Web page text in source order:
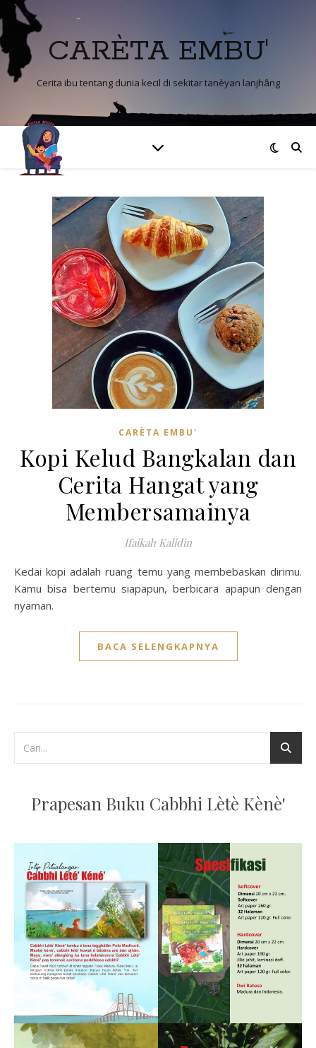
CARÈTA EMBU'
Cerita ibu tentang dunia kecil di sekitar tanèyan lanjhâng
CARÈTA EMBU'
Kopi Kelud Bangkalan dan
Cerita Hangat yang
Membersamainya
Ifaikah Kalidin
Kedai kopi adalah ruang temu yang membebaskan dirimu.
Kamu bisa bertemu siapapun, berbicara apapun dengan
nyaman.
BACA SELENGKAPNYA
Prapesan Buku Cabbhi Lètè Kènè'